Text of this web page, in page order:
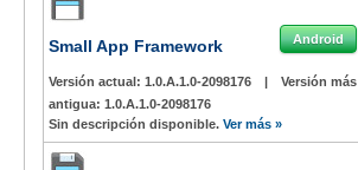
Small App Framework Android
Versión actual: 1.0.A.1.0-2098176 |
Versión más
antigua: 1.0.A.1.0-2098176
Sin descripción disponible. Ver más »